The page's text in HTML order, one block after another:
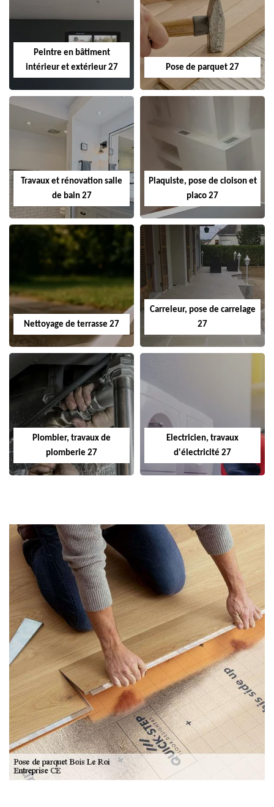
Peintre en bâtiment
intérieur et extérieur 27
Pose de parquet 27
Travaux et rénovation salle
de bain 27
Plaquiste, pose de cloison et
placo 27
Nettoyage de terrasse 27
Carreleur, pose de carrelage
27
Plombier, travaux de
plomberie 27
Electricien, travaux
d'électricité 27